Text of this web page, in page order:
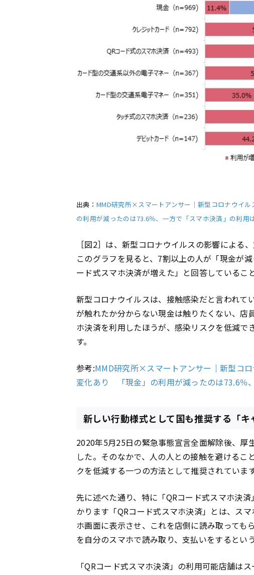
出典： MMD研究所×スマートアンサー｜新型コロナウイル
の利用が減ったのは73.6％、一方で「スマホ決済」の利用
［図2］は、新型コロナウイルスの影響による
このグラフを見ると、7割以上の人が「現金が
ード式スマホ決済が増えた」と回答しているこ
新型コロナウイルスは、接触感染だと言われて
が触れたか分からない現金は触りたくない、店
ホ決済を利用したほうが、感染リスクを低減で
す。
参考:MMD研究所×スマートアンサー｜新型コ
変化あり 「現金」の利用が減ったのは73.6％
新しい行動様式として国も推奨する「キ
2020年5月25日の緊急事態宣言全面解除後、厚
した。そのなかで、人の人との接触を避ける
クを低減する一つの方法として推奨されています
先に述べた通り、特に「QRコード式スマホ決
かります「QRコード式スマホ決済」とは、ス
ホ画面に表示させ、これを店側に読み取っても
を自分のスマホで読み取り、支払いをするという
「QRコード式スマホ決済」の利用可能店舗は